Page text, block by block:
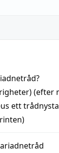
?
(efter
ett
ariadnetråd